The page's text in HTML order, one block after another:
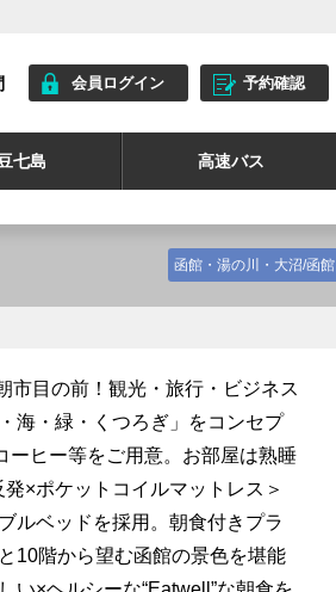
会員ログイン 予約確認
七島 高速バス
函館・湯の川・大沼/函館
市目の前！観光・旅行・ビジネス
海・緑・くつろぎ」をコンセプ
ーヒー等をご用意。お部屋は熟睡
×ポケットコイルマットレス＞
ルベッドを採用。朝食付きプラ
10階から望む函館の景色を堪能